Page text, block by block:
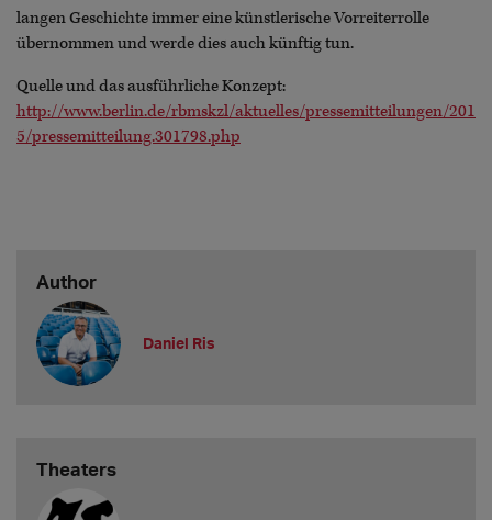
langen Geschichte immer eine künstlerische Vorreiterrolle
übernommen und werde dies auch künftig tun.
Quelle und das ausführliche Konzept:
http://www.berlin.de/rbmskzl/aktuelles/pressemitteilungen/201
5/pressemitteilung.301798.php
Author
Daniel Ris
Theaters